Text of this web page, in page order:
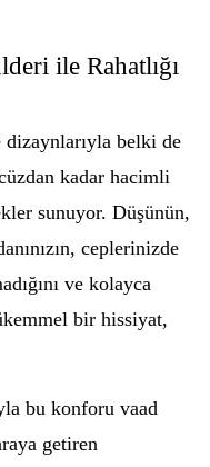
ile Rahatlığı
belki de
kadar hacimli
sunuyor. Düşünün,
ceplerinizde
ve kolayca
bir hissiyat,
bu konforu vaad
getiren